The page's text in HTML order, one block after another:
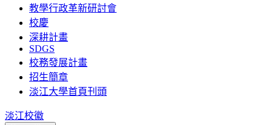
教學行政革新研討會
校慶
深耕計畫
SDGS
校務發展計畫
招生簡章
淡江大學首頁刊頭
淡江校徽